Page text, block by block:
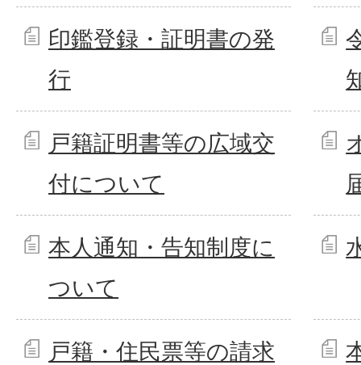
印鑑登録・証明書の発
行
戸籍証明書等の広域交
付について
本人通知・告知制度に
ついて
戸籍・住民票等の請求